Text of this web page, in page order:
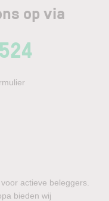
op via
actieve beleggers.
bieden wij